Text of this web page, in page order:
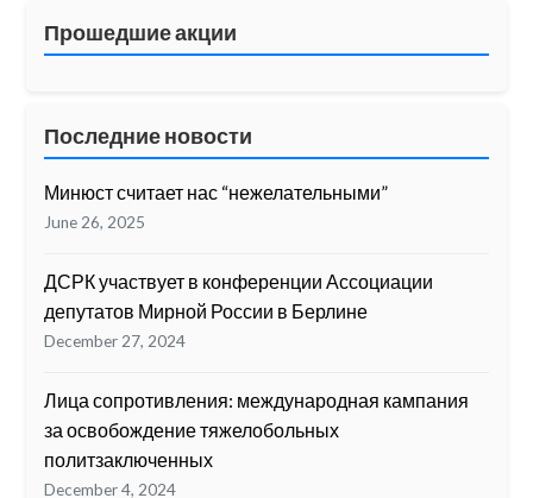
Прошедшие акции
Последние новости
Минюст считает нас “нежелательными”
June 26, 2025
ДСРК участвует в конференции Ассоциации
депутатов Мирной России в Берлине
December 27, 2024
Лица сопротивления: международная кампания
за освобождение тяжелобольных
политзаключенных
December 4, 2024